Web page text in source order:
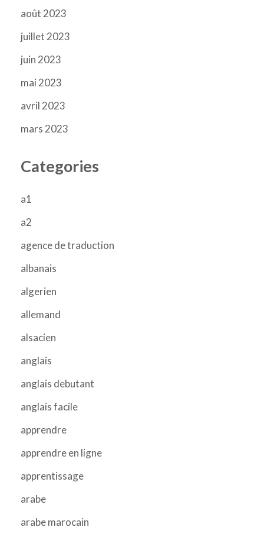
août 2023
juillet 2023
juin 2023
mai 2023
avril 2023
mars 2023
Categories
a1
a2
agence de traduction
albanais
algerien
allemand
alsacien
anglais
anglais debutant
anglais facile
apprendre
apprendre en ligne
apprentissage
arabe
arabe marocain